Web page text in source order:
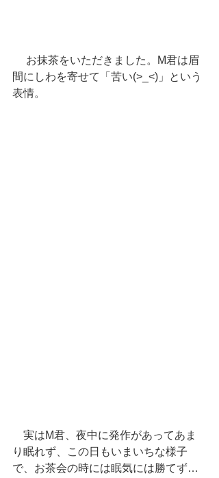
間にしわを寄せて「苦い(>_<)」という
表情。
実はM君、夜中に発作があってあま
り眠れず、この日もいまいちな様子
で、お茶会の時には眠気には勝てず…